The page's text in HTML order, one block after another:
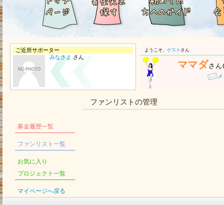
ご近所サポーター
みなさよ さん
ようこそ、 ゲスト さん
ママダさん
募金履歴一覧
ファンリスト一覧
お気に入り
プロジェクト一覧
マイページへ戻る
ファンリストの管理